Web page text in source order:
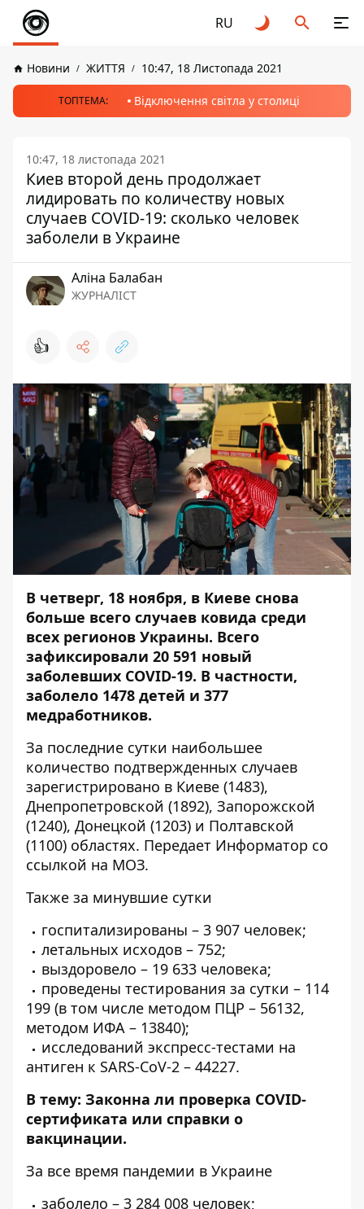
RU
Новини ЖИТТЯ 10:47, 18 Листопада 2021
ТОПТЕМА: Відключення світла у столиці
10:47, 18 листопада 2021
Киев второй день продолжает
лидировать по количеству новых
случаев COVID-19: сколько человек
заболели в Украине
Аліна Балабан
ЖУРНАЛІСТ
👍
В четверг, 18 ноября, в Киеве снова
больше всего случаев ковида среди
всех регионов Украины. Всего
зафиксировали 20 591 новый
заболевших COVID-19. В частности,
заболело 1478 детей и 377
медработников.
За последние сутки наибольшее
количество подтвержденных случаев
зарегистрировано в Киеве (1483),
Днепропетровской (1892), Запорожской
(1240), Донецкой (1203) и Полтавской
(1100) областях. Передает Информатор со
ссылкой на МОЗ.
Также за минувшие сутки
госпитализированы – 3 907 человек;
летальных исходов – 752;
выздоровело – 19 633 человека;
проведены тестирования за сутки – 114
199 (в том числе методом ПЦР – 56132,
методом ИФА – 13840);
исследований экспресс-тестами на
антиген к SARS-CoV-2 – 44227.
В тему: Законна ли проверка COVID-
сертификата или справки о
вакцинации.
За все время пандемии в Украине
заболело – 3 284 008 человек;